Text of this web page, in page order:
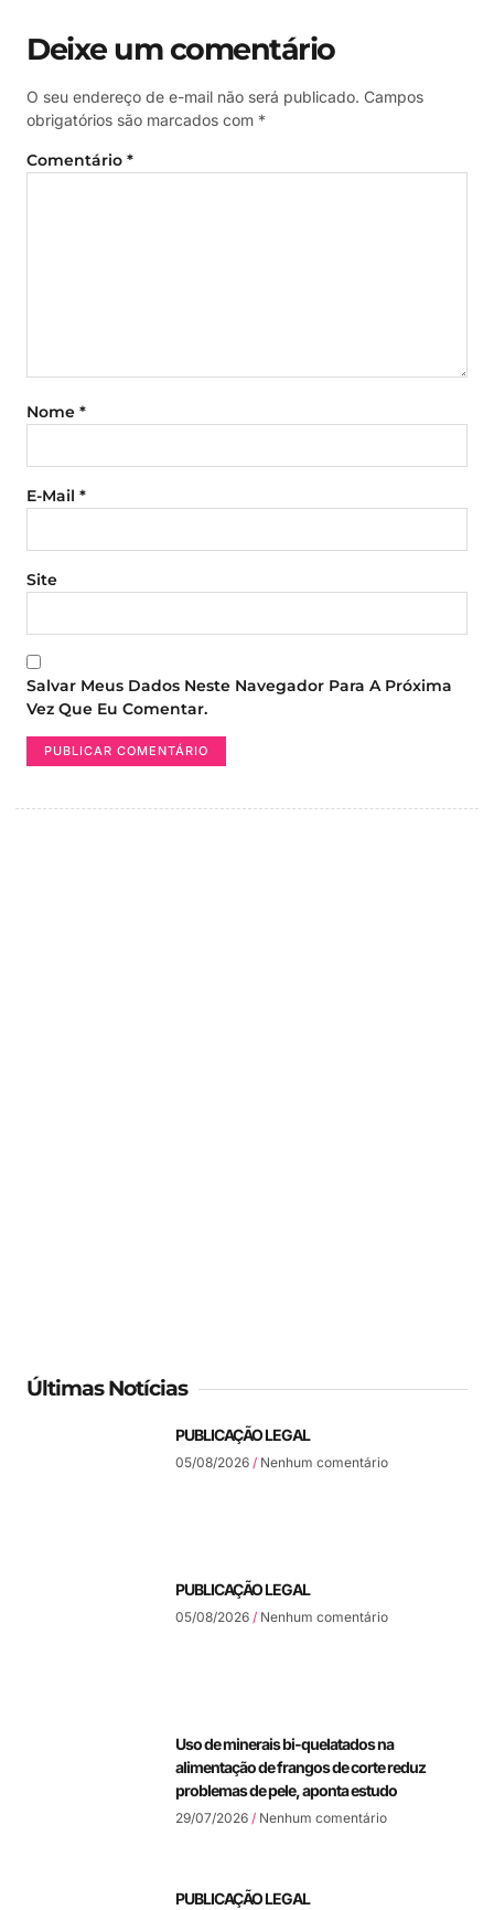
Deixe um comentário
O seu endereço de e-mail não será publicado. Campos
obrigatórios são marcados com *
Comentário *
Nome *
E-Mail *
Site
Salvar Meus Dados Neste Navegador Para A Próxima
Vez Que Eu Comentar.
Últimas Notícias
PUBLICAÇÃO LEGAL
05/08/2026 Nenhum comentário
PUBLICAÇÃO LEGAL
05/08/2026 Nenhum comentário
Uso de minerais bi-quelatados na
alimentação de frangos de corte reduz
problemas de pele, aponta estudo
29/07/2026 Nenhum comentário
PUBLICAÇÃO LEGAL